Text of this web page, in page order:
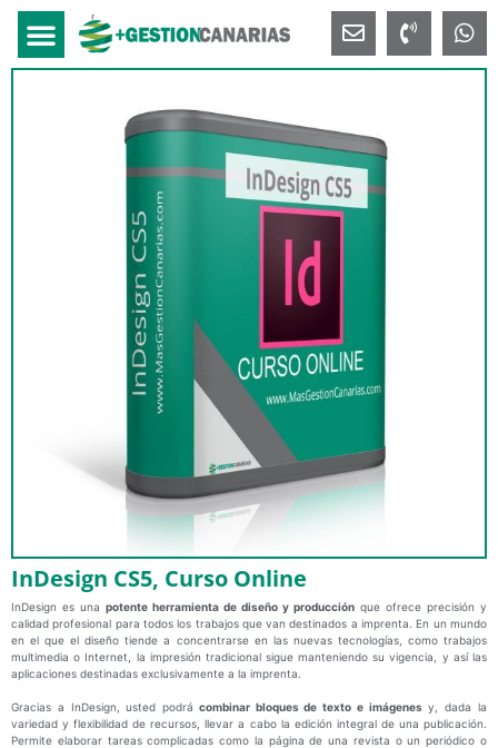
InDesign CS5, Curso Online
InDesign es una potente herramienta de diseño y producción que ofrece precisión y
calidad profesional para todos los trabajos que van destinados a imprenta. En un mundo
en el que el diseño tiende a concentrarse en las nuevas tecnologías, como trabajos
multimedia o Internet, la impresión tradicional sigue manteniendo su vigencia, y así las
aplicaciones destinadas exclusivamente a la imprenta.
Gracias a InDesign, usted podrá combinar bloques de texto e imágenesy, dada la
variedad y flexibilidad de recursos, llevar a cabo la edición integral de una publicación.
Permite elaborar tareas complicadas como la página de una revista o un periódico o